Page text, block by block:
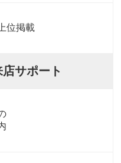
位掲載
店サポート